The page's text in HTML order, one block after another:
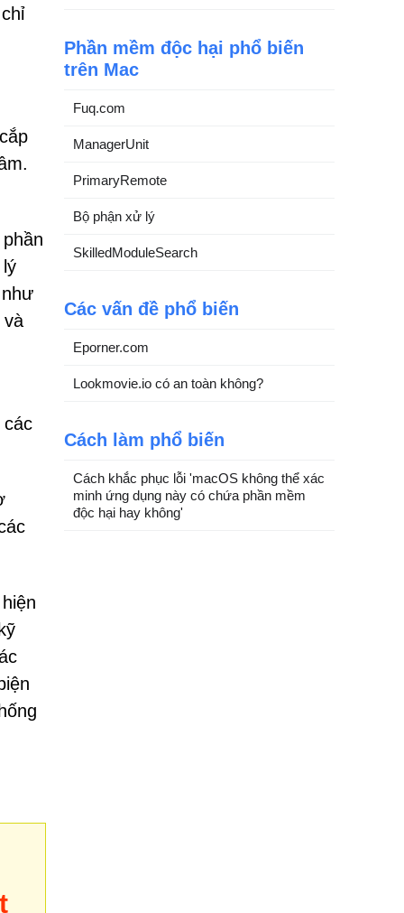
và
các
Phần mềm độc hại phổ biến
trên Mac
Fuq.com
ManagerUnit
PrimaryRemote
Bộ phận xử lý
SkilledModuleSearch
Các vấn đề phổ biến
Eporner.com
Lookmovie.io có an toàn không?
Cách làm phổ biến
Cách khắc phục lỗi 'macOS không thể xác
minh ứng dụng này có chứa phần mềm
độc hại hay không'